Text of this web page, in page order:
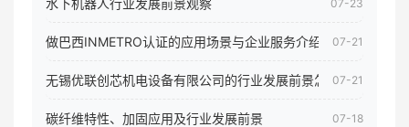
水下机器人行业发展前景观察 07-23
做巴西INMETRO认证的应用场景与企业服务介绍 07-21
无锡优联创芯机电设备有限公司的行业发展前景怎样07-21
碳纤维特性、加固应用及行业发展前景 07-18